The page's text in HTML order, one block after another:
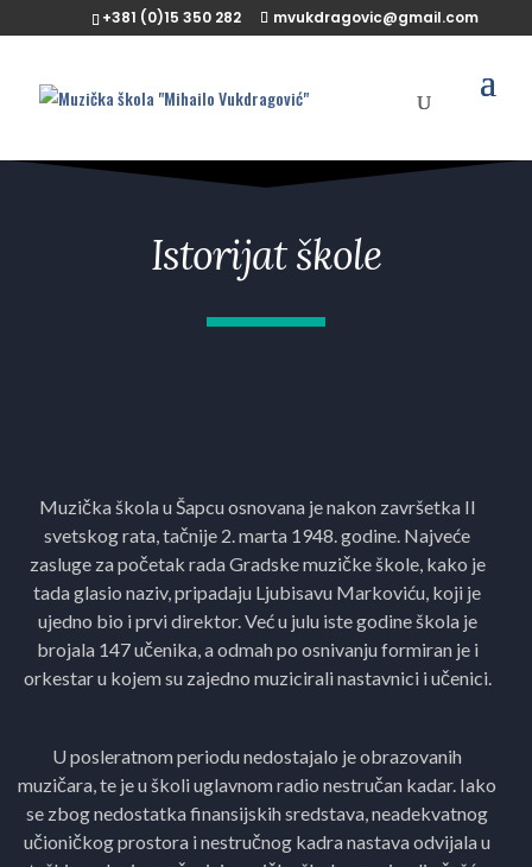
+381 (0)15 350 282 mvukdragovic@gmail.com
Istorijat škole
Muzička škola u Šapcu osnovana je nakon završetka II
svetskog rata, tačnije 2. marta 1948. godine. Najveće
zasluge za početak rada Gradske muzičke škole, kako je
tada glasio naziv, pripadaju Ljubisavu Markoviću, koji je
ujedno bio i prvi direktor. Već u julu iste godine škola je
brojala 147 učenika, a odmah po osnivanju formiran je i
orkestar u kojem su zajedno muzicirali nastavnici i učenici.
U posleratnom periodu nedostajalo je obrazovanih
muzičara, te je u školi uglavnom radio nestručan kadar. Iako
se zbog nedostatka finansijskih sredstava, neadekvatnog
učioničkog prostora i nestručnog kadra nastava odvijala u